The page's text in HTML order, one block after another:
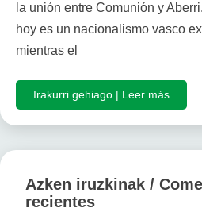
la unión entre Comunión y
hoy es un nacionalismo vasco
mientras el
Irakurri gehiago | Leer más
Azken iruzkinak /
recientes